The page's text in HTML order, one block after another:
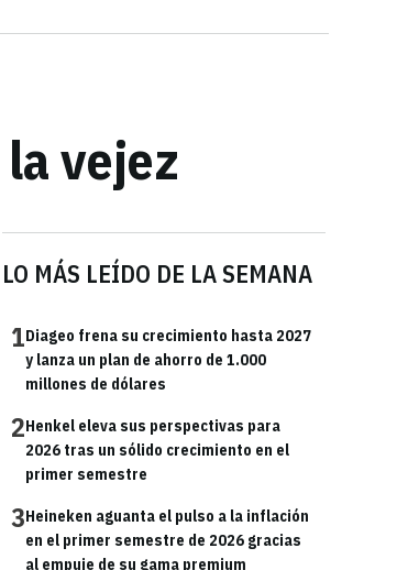
vejez
LO MÁS LEÍDO DE LA SEMANA
1Diageo frena su crecimiento hasta 2027
y lanza un plan de ahorro de 1.000
millones de dólares
2Henkel eleva sus perspectivas para
2026 tras un sólido crecimiento en el
primer semestre
3Heineken aguanta el pulso a la inflación
en el primer semestre de 2026 gracias
al empuje de su gama premium